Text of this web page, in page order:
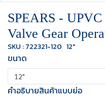
SPEARS -
Valve Gear
SKU : 722321-120 12"
ขนาด
12"
คำอธิบายสินค้าแบบย่อ